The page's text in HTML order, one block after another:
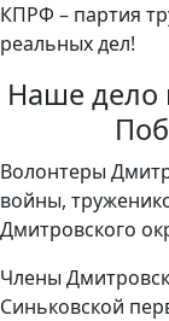
КПРФ – партия
реальных дел!
Наше дело
Волонтеры
войны,
Дмитровского
Члены
Синьковской